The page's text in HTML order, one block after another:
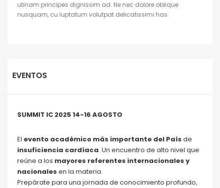
utinam principes dignissim ad. Ne nec dolore oblique
nusquam, cu luptatum volutpat delicatissimi has.
EVENTOS
SUMMIT IC 2025 14-16 AGOSTO
El evento académico más importante del País de
insuficiencia cardíaca. Un encuentro de alto nivel que
reúne a los mayores referentes internacionales y
nacionales en la materia.
Prepárate para una jornada de conocimiento profundo,